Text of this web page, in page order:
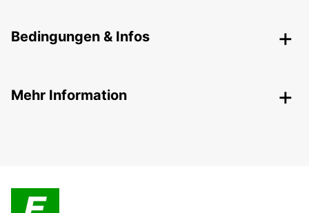
Bedingungen & Infos
Mehr Information